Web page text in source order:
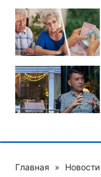
Главная » Новости